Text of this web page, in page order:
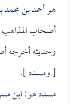
هوأحمد بن محمد
أصحاب المذاهب
وحديثه أخرجه
[ ومسدد].
مسددهو:ابن